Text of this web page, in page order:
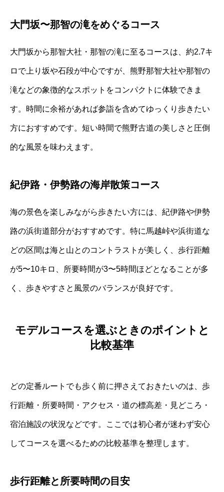
大門坂〜那智の滝をめぐるコース
大門坂から那智大社・那智の滝に至るコースは、約2.7キ
ロで上り坂や石段が中心ですが、熊野那智大社や那智の
滝などの象徴的なスポットをコンパクトに体験できま
す。時間に余裕があれば参詣を含めてゆっくり歩きたい
方におすすめです。短い時間で熊野古道の美しさと圧倒
的な風景を味わえます。
紀伊路・伊勢路の海岸散策コース
海の景色を楽しみながら歩きたい方には、紀伊路や伊勢
路の浜街道部分がおすすめです。特に馬越峠や浜街道な
どの区間は海と山とのコントラストが美しく、歩行距離
が5〜10キロ、所要時間が3〜5時間ほどとなることが多
く、歩きやすさと風景のバランスが良好です。
モデルコースを選ぶときのポイントと
比較基準
どの定番ルートでも歩く前に押さえておきたいのは、歩
行距離・所要時間・アクセス・道の標高差・見どころ・
宿泊施設の状況などです。ここでは初心者が迷わず安心
してコースを選べるための比較基準を整理します。
歩行距離と所要時間の目安